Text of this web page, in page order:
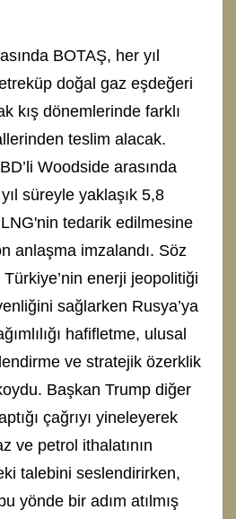
BOTAŞ, her yıl
doğal gaz eşdeğeri
kış dönemlerinde farklı
teslim alacak.
Woodside arasında
süreyle yaklaşık 5,8
tedarik edilmesine
anlaşma imzalandı. Söz
enerji jeopolitiği
sağlarken Rusya’ya
hafifletme, ulusal
ve stratejik özerklik
Başkan Trump diğer
çağrıyı yineleyerek
ve petrol ithalatının
talebini seslendirirken,
yönde bir adım atılmış